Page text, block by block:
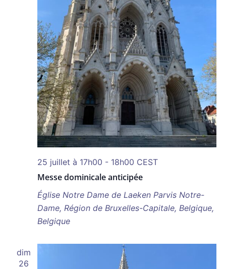
Messe dominicale anticipée
25 juillet à 17h00 - 18h00 CEST
Église Notre Dame de Laeken Parvis Notre-
Dame, Région de Bruxelles-Capitale, Belgique,
Belgique
dim
26